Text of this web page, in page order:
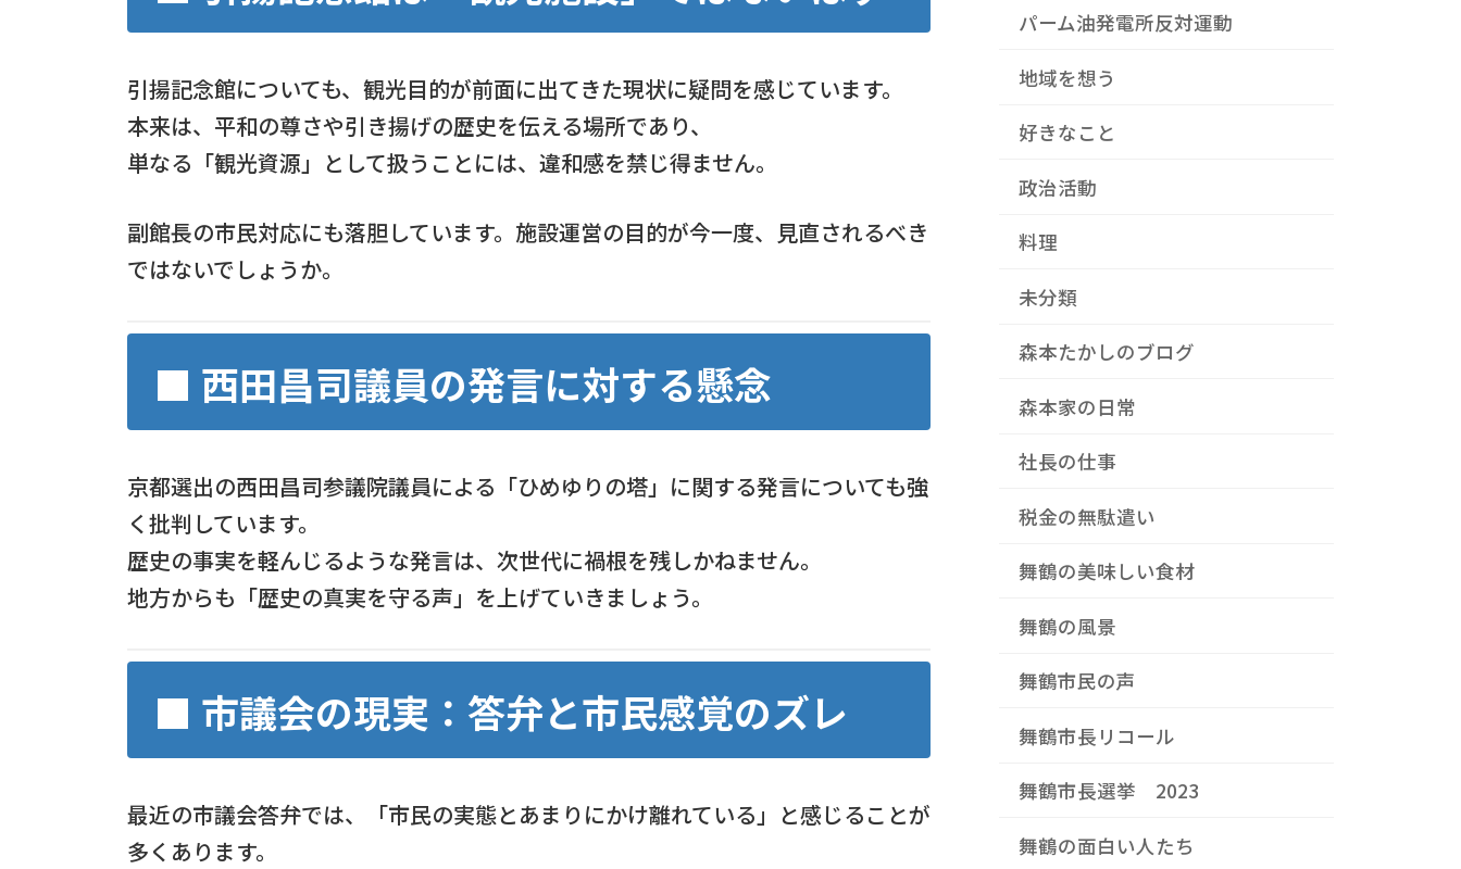
引揚記念館についても、観光目的が前面に出てきた現状に疑問を感じています。
本来は、平和の尊さや引き揚げの歴史を伝える場所であり、
単なる「観光資源」として扱うことには、違和感を禁じ得ません。
副館長の市民対応にも落胆しています。施設運営の目的が今一度、見直されるべき
ではないでしょうか。
■ 西田昌司議員の発言に対する懸念
京都選出の西田昌司参議院議員による「ひめゆりの塔」に関する発言についても強
く批判しています。
歴史の事実を軽んじるような発言は、次世代に禍根を残しかねません。
地方からも「歴史の真実を守る声」を上げていきましょう。
■ 市議会の現実：答弁と市民感覚のズレ
最近の市議会答弁では、「市民の実態とあまりにかけ離れている」と感じることが
多くあります。
パーム油発電所反対運動
地域を想う
好きなこと
政治活動
料理
未分類
森本たかしのブログ
森本家の日常
社長の仕事
税金の無駄遣い
舞鶴の美味しい食材
舞鶴の風景
舞鶴市民の声
舞鶴市長リコール
舞鶴市長選挙 2023
舞鶴の面白い人たち